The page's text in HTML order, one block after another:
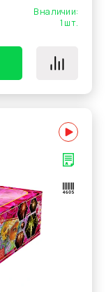
В наличии:
1 шт.